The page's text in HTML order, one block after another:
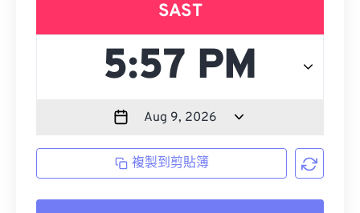
SAST
複製到剪貼簿